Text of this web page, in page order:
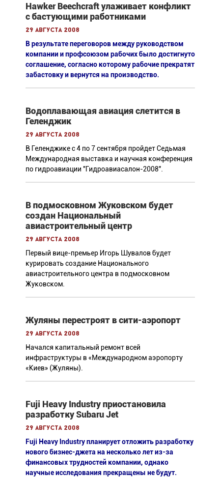
Hawker Beechcraft улаживает конфликт
с бастующими работниками
29 августа 2008
В результате переговоров между руководством
компании и профсоюзом рабочих было достигнуто
соглашение, согласно которому рабочие прекратят
забастовку и вернутся на производство.
Водоплавающая авиация слетится в
Геленджик
29 августа 2008
В Геленджике с 4 по 7 сентября пройдет Седьмая
Международная выставка и научная конференция
по гидроавиации "Гидроавиасалон-2008".
В подмосковном Жуковском будет
создан Национальный
авиастроительный центр
29 августа 2008
Первый вице-премьер Игорь Шувалов будет
курировать создание Национального
авиастроительного центра в подмосковном
Жуковском.
Жуляны перестроят в сити-аэропорт
29 августа 2008
Начался капитальный ремонт всей
инфраструктуры в «Международном аэропорту
«Киев» (Жуляны).
Fuji Heavy Industry приостановила
разработку Subaru Jet
29 августа 2008
Fuji Heavy Industry планирует отложить разработку
нового бизнес-джета на несколько лет из-за
финансовых трудностей компании, однако
научные исследования прекращены не будут.